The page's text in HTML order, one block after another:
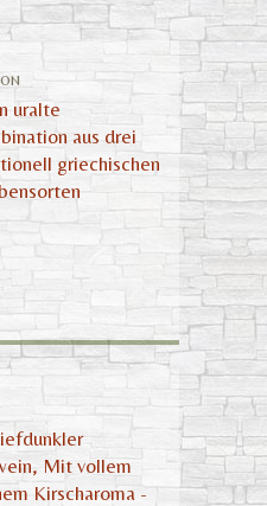
uralte
aus drei
griechischen
Mit vollem
Kirscharoma -